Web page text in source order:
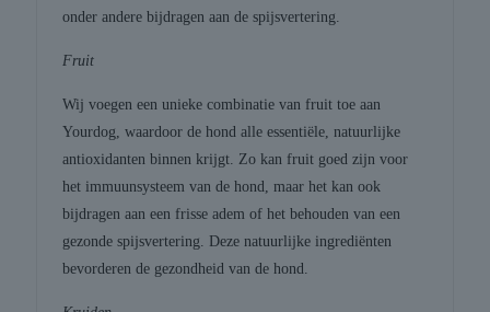
onder andere bijdragen aan de spijsvertering.
Fruit
Wij voegen een unieke combinatie van fruit toe aan
Yourdog, waardoor de hond alle essentiële, natuurlijke
antioxidanten binnen krijgt. Zo kan fruit goed zijn voor
het immuunsysteem van de hond, maar het kan ook
bijdragen aan een frisse adem of het behouden van een
gezonde spijsvertering. Deze natuurlijke ingrediënten
bevorderen de gezondheid van de hond.